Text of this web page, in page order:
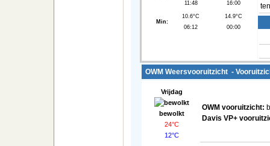
11:48
16:00
Min:
10.6°C
06:12
14.9°C
00:00
OWM Weersvooruitzicht -
Vrijdag
bewolkt
24°C
12°C
OWM vooruitzicht:
Davis VP+